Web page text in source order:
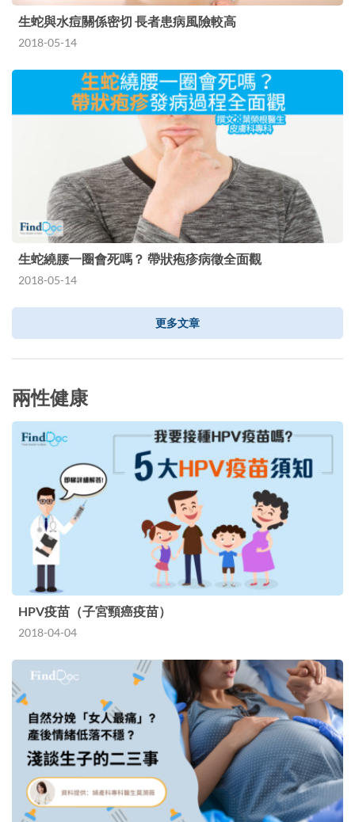
生蛇與水痘關係密切 長者患病風險較高
2018-05-14
生蛇繞腰一圈會死嗎？ 帶狀疱疹病徵全面觀
2018-05-14
更多文章
兩性健康
HPV疫苗（子宮頸癌疫苗）
2018-04-04